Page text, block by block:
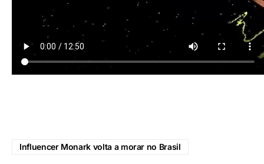
Influencer Monark volta a morar no Brasil